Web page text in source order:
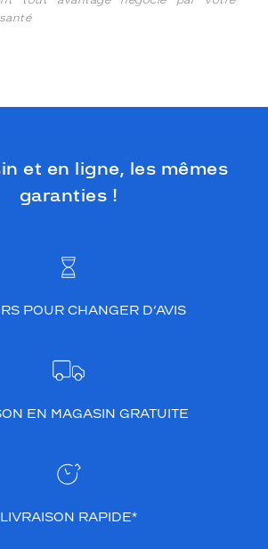
et en ligne, les mêmes
garanties !
POUR CHANGER D’AVIS
EN MAGASIN GRATUITE
LIVRAISON RAPIDE*